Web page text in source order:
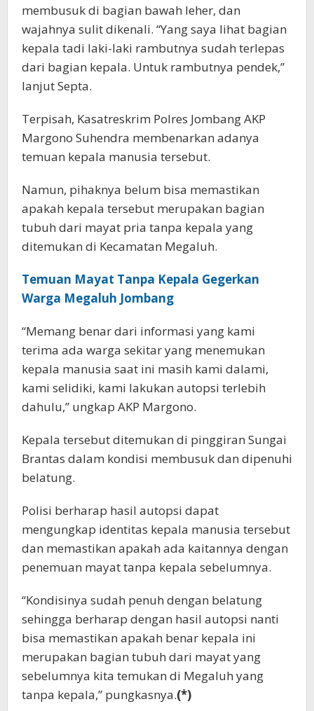
membusuk di bagian bawah leher, dan
wajahnya sulit dikenali. “Yang saya lihat bagian
kepala tadi laki-laki rambutnya sudah terlepas
dari bagian kepala. Untuk rambutnya pendek,”
lanjut Septa.
Terpisah, Kasatreskrim Polres Jombang AKP
Margono Suhendra membenarkan adanya
temuan kepala manusia tersebut.
Namun, pihaknya belum bisa memastikan
apakah kepala tersebut merupakan bagian
tubuh dari mayat pria tanpa kepala yang
ditemukan di Kecamatan Megaluh.
Temuan Mayat Tanpa Kepala Gegerkan
Warga Megaluh Jombang
“Memang benar dari informasi yang kami
terima ada warga sekitar yang menemukan
kepala manusia saat ini masih kami dalami,
kami selidiki, kami lakukan autopsi terlebih
dahulu,” ungkap AKP Margono.
Kepala tersebut ditemukan di pinggiran Sungai
Brantas dalam kondisi membusuk dan dipenuhi
belatung.
Polisi berharap hasil autopsi dapat
mengungkap identitas kepala manusia tersebut
dan memastikan apakah ada kaitannya dengan
penemuan mayat tanpa kepala sebelumnya.
“Kondisinya sudah penuh dengan belatung
sehingga berharap dengan hasil autopsi nanti
bisa memastikan apakah benar kepala ini
merupakan bagian tubuh dari mayat yang
sebelumnya kita temukan di Megaluh yang
tanpa kepala,” pungkasnya.(*)